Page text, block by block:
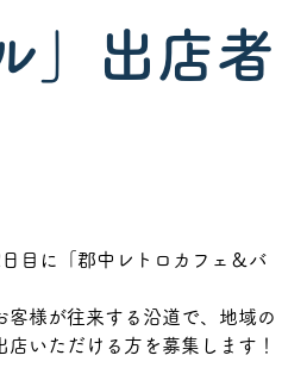
」出店者
目に「郡中レトロカフェ＆バ
客様が往来する沿道で、地域の
いただける方を募集します！